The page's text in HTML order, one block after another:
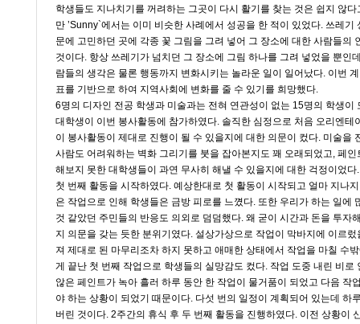
학생들도 지나치기를 꺼려하는 그곳이 다시 활기를 찾는 것은 쉽지 않
만 ’Sunny`에서는 이미 비슷한 사례에서 성공을 한 적이 있었다. 쓰레기
문에 고민하던 곳에 각종 꽃 그림을 그려 넣어 그 장소에 대한 사람들의
것이다. 항상 쓰레기가 넘치던 그 장소에 그림 하나를 그려 넣었을 뿐인
람들의 생각은 물론 행동까지 변화시키는 놀라운 일이 일어났다. 이번
표를 기반으로 하여 지역사회에 변화를 줄 수 있기를 희망했다.
6명의 디자인 전공 학생과 미술과는 전혀 연관성이 없는 15명의 학생이
대학생이 이번 봉사활동에 참가하였다. 솔직한 심정으로 처음 오리엔테
이 봉사활동이 제대로 진행이 될 수 있을지에 대한 의문이 컸다. 미술을
사람도 어려워하는 벽화 그리기를 붓을 잡아본지도 꽤 오래되었고, 페
해보지 못한 대학생들이 과연 무사히 해낼 수 있을지에 대한 걱정이었다
첫 번째 활동을 시작하였다. 예상한대로 첫 활동이 시작되고 얼마 지나
은 작업으로 인해 학생들은 금방 피로를 느꼈다. 또한 우리가 하는 일에
것 같았던 주민들의 반응도 의외로 덤덤했다. 왜 굳이 시간과 돈을 투자
지 의문을 갖는 듯한 분위기였다. 설상가상으로 작업이 막바지에 이르
져 제대로 된 마무리조차 하지 못하고 애매한 상태에서 작업을 마칠 수
게 끝난 첫 번째 작업으로 학생들의 실망감도 컸다. 작업 도중 내린 비로
않은 페인트가 녹아 흘러 하루 동안 한 작업이 물거품이 되었고 다음 작
야 하는 상황이 되었기 때문이다. 다섯 번의 일정이 계획되어 있는데 하
버린 것이다. 2주간의 휴식 후 두 번째 활동을 진행하였다. 이전 상황이